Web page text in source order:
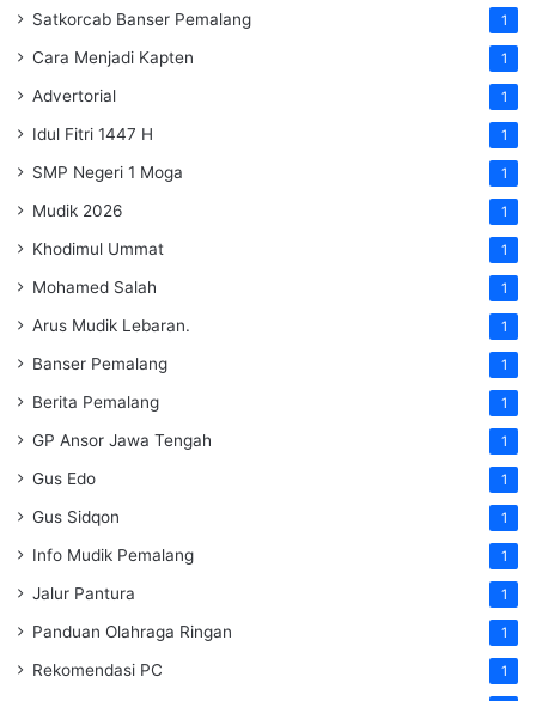
Satkorcab Banser Pemalang 1
Cara Menjadi Kapten 1
Advertorial 1
Idul Fitri 1447 H 1
SMP Negeri 1 Moga 1
Mudik 2026 1
Khodimul Ummat 1
Mohamed Salah 1
Arus Mudik Lebaran. 1
Banser Pemalang 1
Berita Pemalang 1
GP Ansor Jawa Tengah 1
Gus Edo 1
Gus Sidqon 1
Info Mudik Pemalang 1
Jalur Pantura 1
Panduan Olahraga Ringan 1
Rekomendasi PC 1